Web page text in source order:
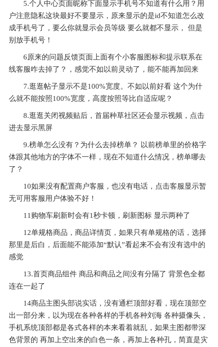
5.个人中心页面昵称下面显示手机号不知道有什么用？用
户注意隐私这块最好不要显示，原来显示的是id不知道怎么改
成手机号了，要么你就显示会员等级 要么就都不显示， 但是
别放手机号！
6原来的问题反馈页面上面有个小客服图标和提示联系在
线客服咋去掉了？，感觉不如以前灵动了，能不能再加回来
7.逛逛帖子显示不是100%宽度。不如以前好看 这个为什
么就不能按照100%宽度，高度按照等比自适应呢？
8.逛逛关闭视频贴后，首届种草社区还会显示视频，点击
进去显示黑屏
9.榜单怎么没有？为什么去掉榜单？ 以前榜单里的价格字
体跟其他地方的字体不一样，现在不知道什么情况，榜单哪去
了？
10如果没有配置商户客服，也没有电话，点击客服显示暂
无可用客服用户体验不好！
11购物车刷新时会有1秒卡顿，刷新图标 显示两种了
12单规格商品，商品详情页，如果只有单规格的话，选择
那里是后白，后面能不能添加“默认”看起来不会有没有选中的
感觉
13.首页商品组件 商品和商品之间没有分隔了 背景色全都
连在一起了
14商品主图头部说实话，没有通栏顶部好看，现在顶部空
出一部分来，以为现在各种各样的手机各种刘海 各种摄像头，
手机系统顶部都是各式各样的本来看着就乱，如果主图都带深
色背景的 再加上空出来的白色一条，再加上各种孔，简直是灾